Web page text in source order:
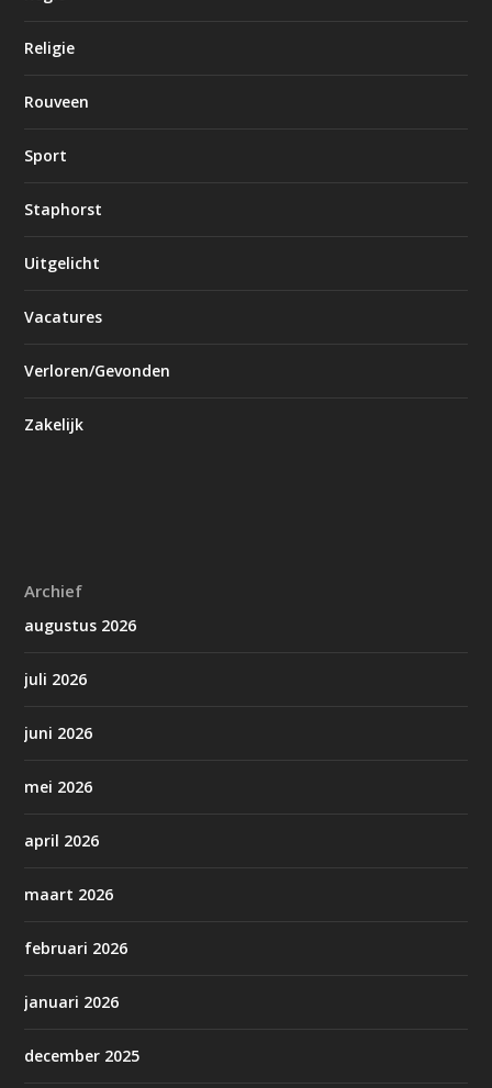
Religie
Rouveen
Sport
Staphorst
Uitgelicht
Vacatures
Verloren/Gevonden
Zakelijk
Archief
augustus 2026
juli 2026
juni 2026
mei 2026
april 2026
maart 2026
februari 2026
januari 2026
december 2025